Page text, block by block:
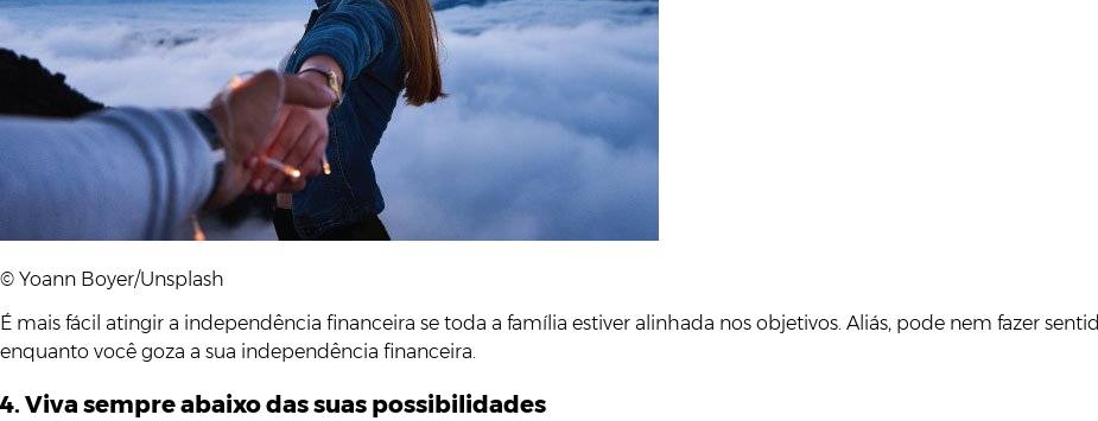
© Yoann Boyer/Unsplash
É mais fácil atingir a independência financeira se toda a família estiver alinhada nos objetivos. Aliás, pode nem fazer
enquanto você goza a sua independência financeira.
4. Viva sempre abaixo das suas possibilidades